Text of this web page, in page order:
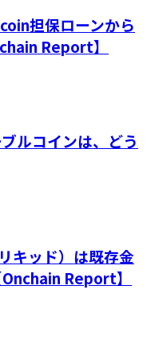
担保ローンから
Report】
ルコインは、どう
キッド）は既存金
Report】